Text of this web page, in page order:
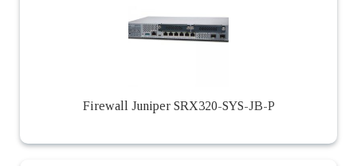
Firewall Juniper SRX320-SYS-JB-P